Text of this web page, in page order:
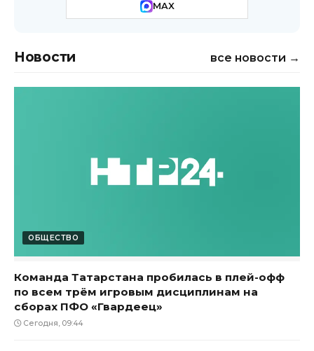
MAX
Новости все новости →
ОБЩЕСТВО
Команда Татарстана пробилась в плей-офф
по всем трём игровым дисциплинам на
сборах ПФО «Гвардеец»
Сегодня, 09:44